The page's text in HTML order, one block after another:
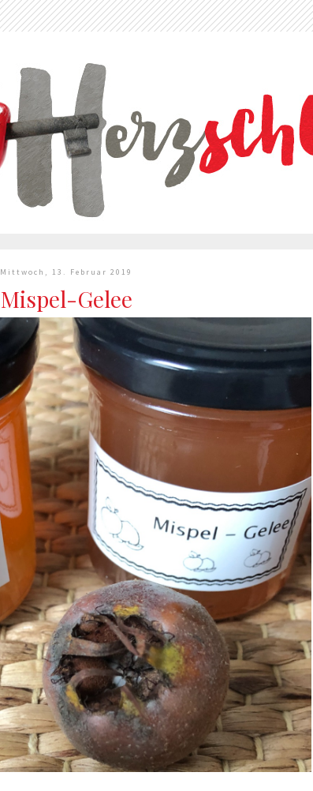
Mittwoch, 13. Februar 2019
Mispel-Gelee